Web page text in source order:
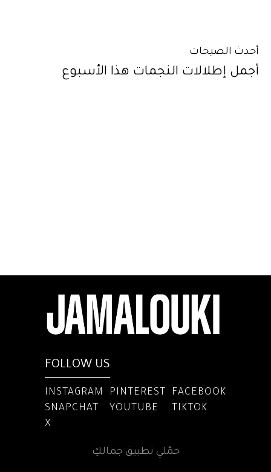
أحدث الصيحات
أجمل إطلالات النجمات هذا الأسبوع
FOLLOW US
INSTAGRAM PINTEREST
FACEBOOK
SNAPCHAT
YOUTUBE
TIKTOK
X
حمّلي تطبيق جمالكِ